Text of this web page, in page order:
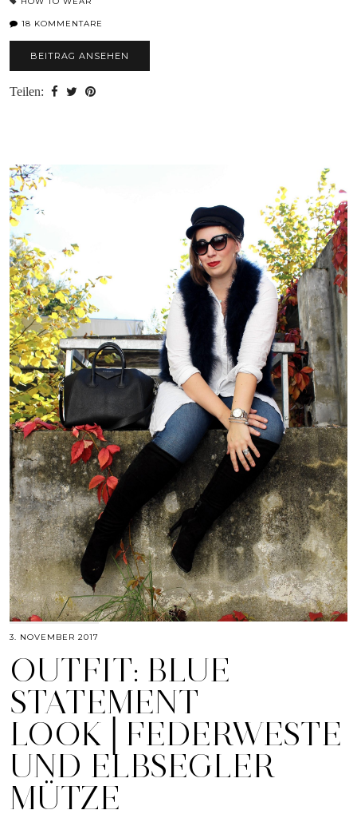
18 KOMMENTARE
BEITRAG ANSEHEN
Teilen:
3. NOVEMBER 2017
OUTFIT: BLUE
STATEMENT
LOOK│FEDERWESTE
UND ELBSEGLER
MÜTZE